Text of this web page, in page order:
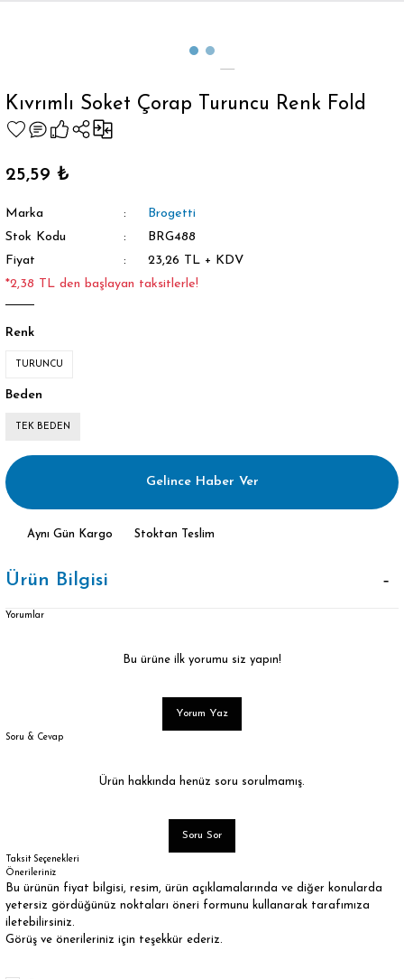
Kıvrımlı Soket Çorap Turuncu Renk Fold
25,59 ₺
Marka
Brogetti
Stok Kodu
BRG488
Fiyat
23,26 TL + KDV
*2,38 TL den başlayan taksitlerle!
Renk
TURUNCU
Beden
TEK BEDEN
Gelince Haber Ver
Aynı Gün Kargo Stoktan Teslim
Ürün Bilgisi
Yorumlar
Bu ürüne ilk yorumu siz yapın!
Yorum Yaz
Soru & Cevap
Ürün hakkında henüz soru sorulmamış.
Soru Sor
Taksit Seçenekleri
Önerileriniz
Bu ürünün fiyat bilgisi, resim, ürün açıklamalarında ve diğer konularda
yetersiz gördüğünüz noktaları öneri formunu kullanarak tarafımıza
iletebilirsiniz.
Görüş ve önerileriniz için teşekkür ederiz.